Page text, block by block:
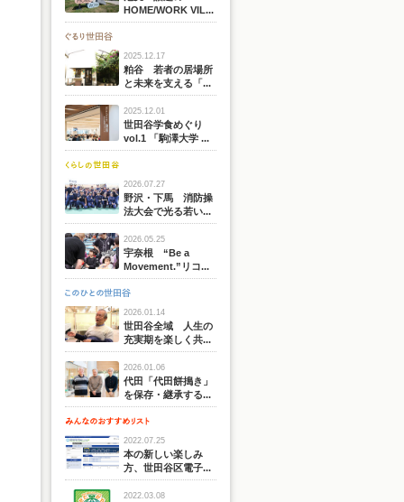
HOME/WORK VIL...
2025.12.17
粕谷 若者の居場所
と未来を支える「...
2025.12.01
世田谷学食めぐり
vol.1 「駒澤大学 ...
2026.07.27
野沢・下馬 消防操
法大会で光る若い...
2026.05.25
宇奈根 “Be a
Movement.”リコ...
2026.01.14
世田谷全域 人生の
充実期を楽しく共...
2026.01.06
代田「代田餅搗き」
を保存・継承する...
2022.07.25
本の新しい楽しみ
方、世田谷区電子...
2022.03.08